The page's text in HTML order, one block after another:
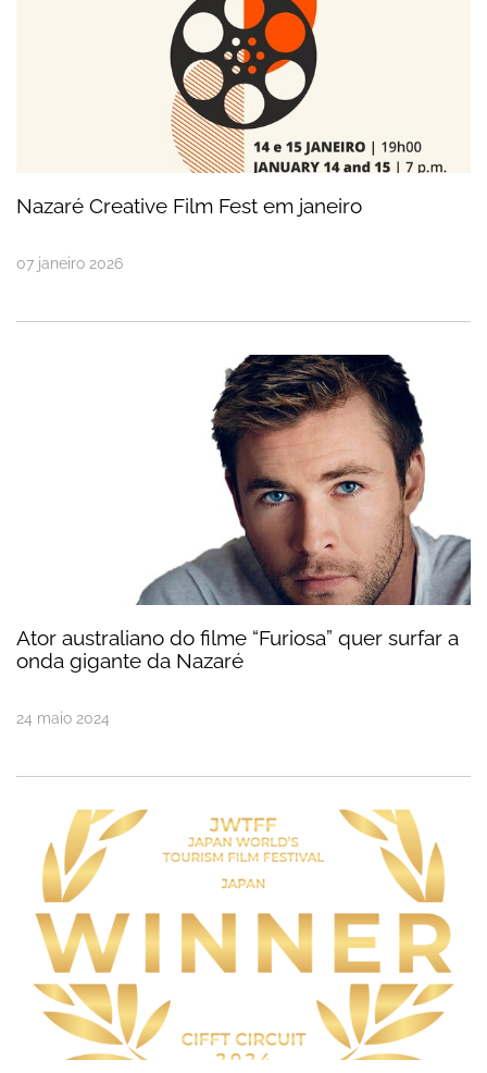
Nazaré Creative Film Fest em janeiro
07 janeiro 2026
Ator australiano do filme “Furiosa” quer surfar a
Ator australiano do filme “Furiosa” quer surfar a
onda gigante da Nazaré
24 maio 2024
Vídeo “Bigger Than Life” trouxe o Prémio de